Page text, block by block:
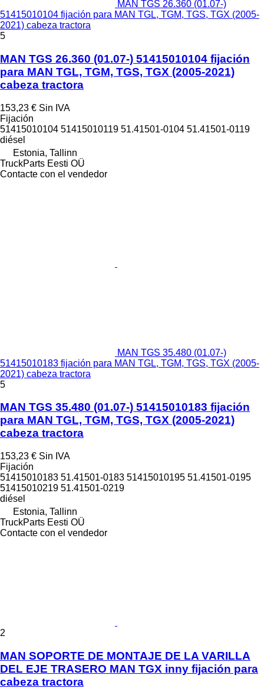
MAN TGS 26.360 (01.07-)
51415010104 fijación para MAN TGL, TGM, TGS, TGX (2005-
2021) cabeza tractora
5
MAN TGS 26.360 (01.07-) 51415010104 fijación
para MAN TGL, TGM, TGS, TGX (2005-2021)
cabeza tractora
153,23 € Sin IVA
Fijación
51415010104 51415010119 51.41501-0104 51.41501-0119
diésel
Estonia, Tallinn
TruckParts Eesti OÜ
Contacte con el vendedor
MAN TGS 35.480 (01.07-)
51415010183 fijación para MAN TGL, TGM, TGS, TGX (2005-
2021) cabeza tractora
5
MAN TGS 35.480 (01.07-) 51415010183 fijación
para MAN TGL, TGM, TGS, TGX (2005-2021)
cabeza tractora
153,23 € Sin IVA
Fijación
51415010183 51.41501-0183 51415010195 51.41501-0195
51415010219 51.41501-0219
diésel
Estonia, Tallinn
TruckParts Eesti OÜ
Contacte con el vendedor
2
MAN SOPORTE DE MONTAJE DE LA VARILLA
DEL EJE TRASERO MAN TGX inny fijación para
cabeza tractora